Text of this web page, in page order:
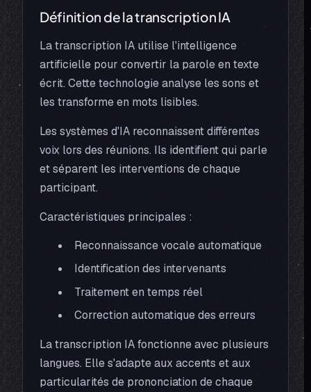
Définition de la transcription IA
La transcription IA utilise l'intelligence
artificielle pour convertir la parole en texte
écrit. Cette technologie analyse les sons et
les transforme en mots lisibles.
Les systèmes d'IA reconnaissent différentes
voix lors des réunions. Ils identifient qui parle
et séparent les interventions de chaque
participant.
Caractéristiques principales :
Reconnaissance vocale automatique
Identification des intervenants
Traitement en temps réel
Correction automatique des erreurs
La transcription IA fonctionne avec plusieurs
langues. Elle s'adapte aux accents et aux
particularités de prononciation de chaque